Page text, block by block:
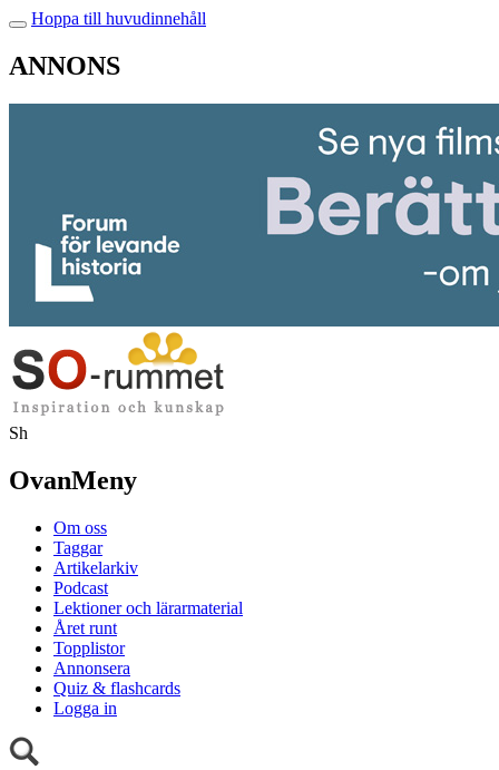
Hoppa till huvudinnehåll
ANNONS
Sh
OvanMeny
Om oss
Taggar
Artikelarkiv
Podcast
Lektioner och lärarmaterial
Året runt
Topplistor
Annonsera
Quiz & flashcards
Logga in